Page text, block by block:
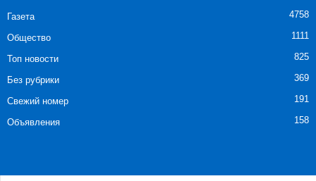
Газета 4758
Общество 1111
Топ новости 825
Без рубрики 369
Свежий номер 191
Объявления 158